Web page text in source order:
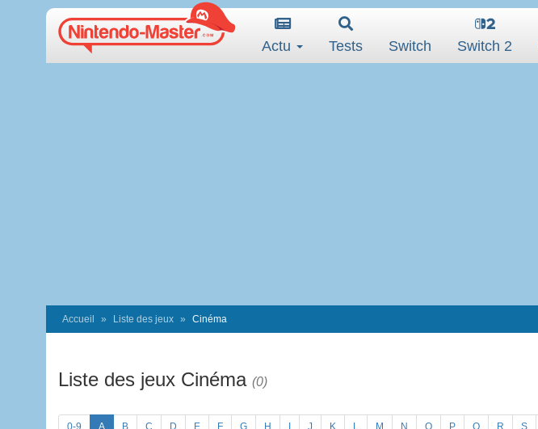
Actu Tests Switch Switch 2
Accueil Liste des jeux Cinéma
Liste des jeux Cinéma (0)
0-9 A B C D E F G H J K L M N O P Q R S